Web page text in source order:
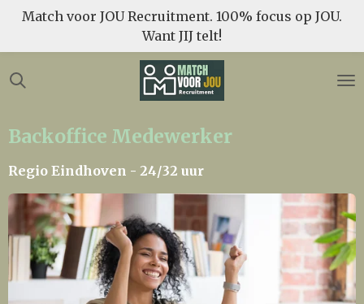
Ga
naar
de
Match voor JOU Recruitment. 100% focus op JOU.
Want JIJ telt!
Backoffice Medewerker
Regio Eindhoven - 24/32 uur